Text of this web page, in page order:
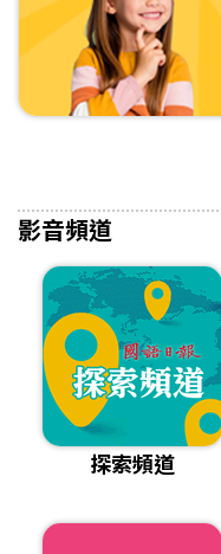
影音頻道
探索頻道